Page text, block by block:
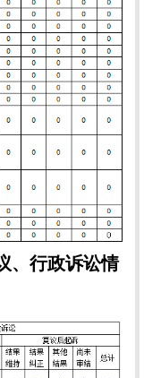
、行政诉讼情